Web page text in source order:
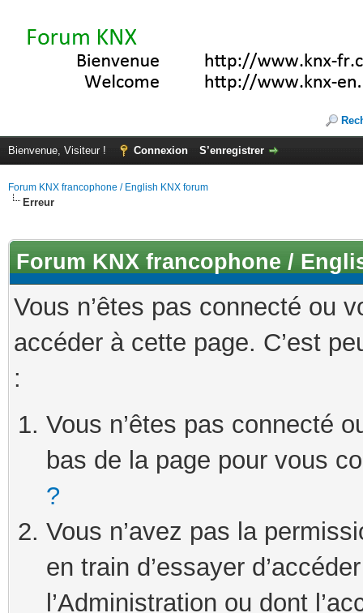
Bienvenue, Visiteur ! Connexion S’enregistrer
Forum KNX francophone / English KNX forum
Erreur
Forum KNX francophone /
Vous n’êtes pas connecté ou
accéder à cette page. C’est
:
Vous n’êtes pas connecté
bas de la page pour vous
?
Vous n’avez pas la
en train d’essayer
l’Administration ou dont